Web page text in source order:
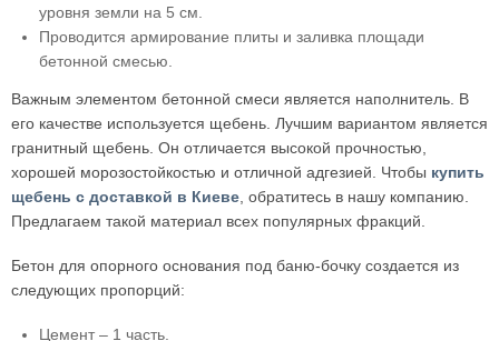
уровня земли на 5 см.
Проводится армирование плиты и заливка площади
бетонной смесью.
Важным элементом бетонной смеси является наполнитель. В
его качестве используется щебень. Лучшим вариантом является
гранитный щебень. Он отличается высокой прочностью,
хорошей морозостойкостью и отличной адгезией. Чтобы купить
щебень с доставкой в Киеве, обратитесь в нашу компанию.
Предлагаем такой материал всех популярных фракций.
Бетон для опорного основания под баню-бочку создается из
следующих пропорций:
Цемент – 1 часть.